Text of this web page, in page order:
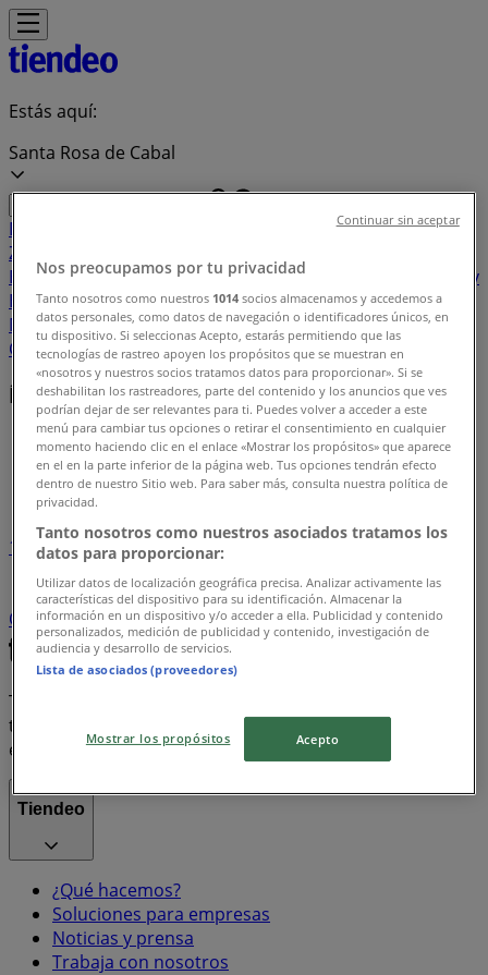
Estás aquí:
Santa Rosa de Cabal
Destacados
Zapatos
ElectrónicaFarmacias, Droguerías y Ópticas
Perfumerías y
BellezaRestaurantesJuguetes y BebésDeporteCarros,
Motos y RepuestosFerreterías y ConstrucciónLibros y
CineViajesBancos y Seguros
Índice de ofertas en Santa Rosa de Cabal
Tiendeo en Santa Rosa de Cabal»
Índice de ofertas
1
Supermercados
arroz
Farmacias, Droguerías y
Ópticas
Ropa y Zapatos celulares televisores
Tiendeo forma parte de Shopfully, la empresa
tecnológica que está reinventando las compras locales
en todo el mundo.
Tiendeo
¿Qué hacemos?
Soluciones para empresas
Noticias y prensa
Trabaja con nosotros
Nos preocupamos por tu privacidad
Tanto nosotros como nuestros 1014 socios almacenamos y accedemos a
datos personales, como datos de navegación o identificadores únicos, en
tu dispositivo. Si seleccionas Acepto, estarás permitiendo que las
tecnologías de rastreo apoyen los propósitos que se muestran en
«nosotros y nuestros socios tratamos datos para proporcionar». Si se
deshabilitan los rastreadores, parte del contenido y los anuncios que ves
podrían dejar de ser relevantes para ti. Puedes volver a acceder a este
menú para cambiar tus opciones o retirar el consentimiento en cualquier
momento haciendo clic en el enlace «Mostrar los propósitos» que aparece
en el en la parte inferior de la página web. Tus opciones tendrán efecto
dentro de nuestro Sitio web. Para saber más, consulta nuestra política de
privacidad.
Tanto nosotros como nuestros asociados tratamos los
datos para proporcionar:
Utilizar datos de localización geográfica precisa. Analizar activamente las
características del dispositivo para su identificación. Almacenar la
información en un dispositivo y/o acceder a ella. Publicidad y contenido
personalizados, medición de publicidad y contenido, investigación de
audiencia y desarrollo de servicios.
Lista de asociados (proveedores)
Mostrar los propósitos Acepto
Continuar sin aceptar